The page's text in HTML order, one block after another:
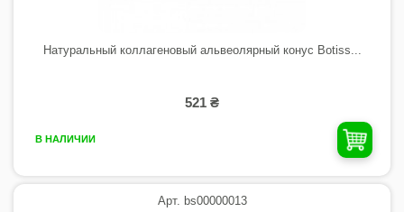
Натуральный коллагеновый альвеолярный конус Botiss...
521 ₴
В НАЛИЧИИ
Арт. bs00000013